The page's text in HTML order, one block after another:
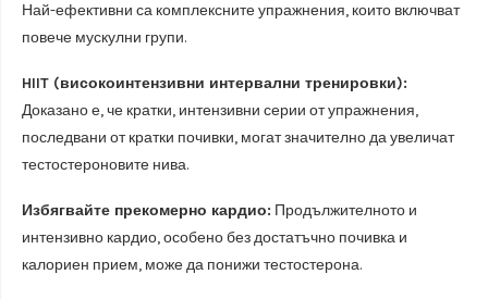
Най-ефективни са комплексните упражнения, които включват
повече мускулни групи.
HIIT (високоинтензивни интервални тренировки):
Доказано е, че кратки, интензивни серии от упражнения,
последвани от кратки почивки, могат значително да увеличат
тестостероновите нива.
Избягвайте прекомерно кардио: Продължителното и
интензивно кардио, особено без достатъчно почивка и
калориен прием, може да понижи тестостерона.